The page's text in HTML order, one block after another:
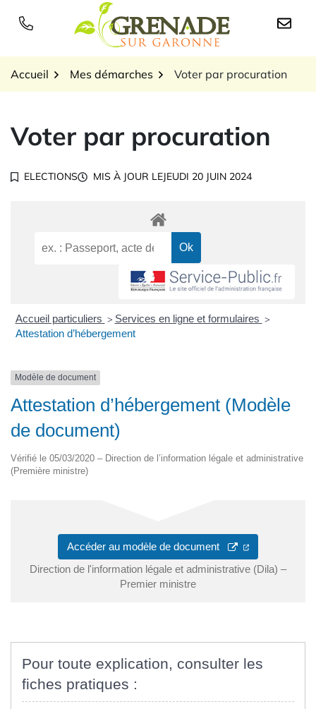
Logo Grenade sur
Accueil Mes démarches Voter par procuration
Voter par procuration
ELECTIONS MIS À JOUR LEJEUDI 20 JUIN 2024
Accueil particuliers > Services en ligne et formulaires >
Attestation d’hébergement
Modèle de document
Attestation d’hébergement (Modèle
de document)
Vérifié le 05/03/2020 – Direction de l’information légale et administrative
(Première ministre)
Accéder au modèle de document
Direction de l'information légale et administrative (Dila) –
Premier ministre
Pour toute explication, consulter les
fiches pratiques :